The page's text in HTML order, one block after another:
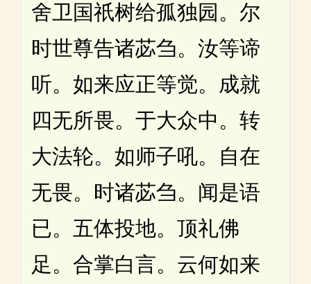
舍卫国祇树给孤独园。尔
时世尊告诸苾刍。汝等谛
听。如来应正等觉。成就
四无所畏。于大众中。转
大法轮。如师子吼。自在
无畏。时诸苾刍。闻是语
已。五体投地。顶礼佛
足。合掌白言。云何如来